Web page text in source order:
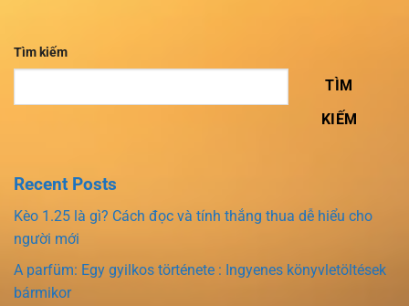
Tìm kiếm
TÌM
KIẾM
Recent Posts
Kèo 1.25 là gì? Cách đọc và tính thắng thua dễ hiểu cho
người mới
A parfüm: Egy gyilkos története : Ingyenes könyvletöltések
bármikor